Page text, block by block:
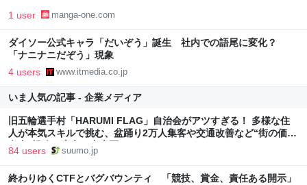
1 user manga-one.com
ダイソー公式キャラ「だいぞう」誕生 社内での語尾に変化？
「ナニナニだぞう」現象
4 users www.itmedia.co.jp
いま人気の記事 - 企業メディア
旧五輪選手村「HARUMI FLAG」自治会がアツすぎる！ 多様な住
人が本気スキルで挑む、盆踊り2万人集客や交通改善など“街の価値
向上”戦略 東京・中央区
84 users suumo.jp
終わりゆくCTFとバグバウンティ 「競技、賞金、責任ある開示」